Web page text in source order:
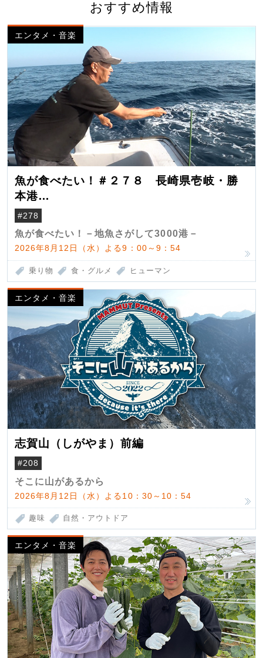
おすすめ情報
エンタメ・音楽
魚が食べたい！＃２７８ 長崎県壱岐・勝
本港
（クロマグロ）
#278
魚が食べたい！－地魚さがして3000港－
2026年8月12日（水）よる9：00～9：54
乗り物 食・グルメ ヒューマン
エンタメ・音楽
志賀山（しがやま）前編
#208
そこに山があるから
2026年8月12日（水）よる10：30～10：54
趣味 自然・アウトドア
エンタメ・音楽